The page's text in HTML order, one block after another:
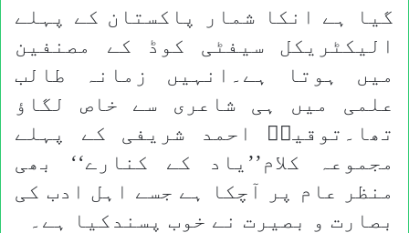
گیا ہے انکا شمار پاکستان کے پہلے
الیکٹریکل سیفٹی کوڈ کے مصنفین
میں ہوتا ہے۔انہیں زمانہ طالب
علمی میں ہی شاعری سے خاص لگاؤ
تھا۔توقیرؔ احمد شریفی کے پہلے
مجموعہ کلام’’یاد کے کنارے‘‘ بھی
منظر عام پر آچکا ہے جسے اہل ادب کی
بصارت و بصیرت نے خوب پسندکیا ہے۔